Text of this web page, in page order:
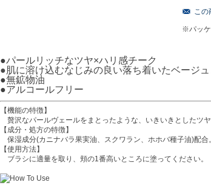
この
※パッケ
●パールリッチなツヤ×ハリ感チーク
● 肌に溶け込むなじみの良い落ち着いたベージ
●無鉱物油
●アルコールフリー
【機能の特徴】
贅沢なパールヴェールをまとったような、いきいきとしたツヤ
【成分・処方の特徴】
保湿成分(カニナバラ果実油、スクワラン、ホホバ種子油)配合。
【使用方法】
ブラシに適量を取り、頬の1番高いところに塗ってください。